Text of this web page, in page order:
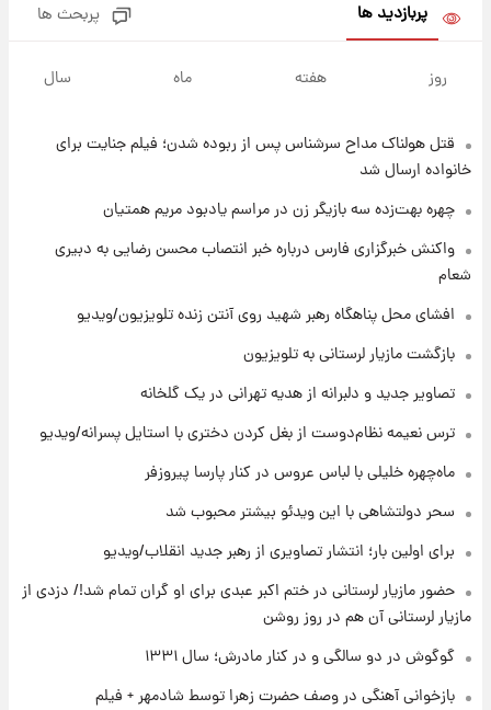
مرداد ۱۴۰۵ +جدول
۸ ساعت پیش
۹ ساعت پیش
۹ ساعت پیش
قیمت محصولات ایران‌خودرو و سایپا امروز شنبه
۱۷ مرداد ۱۴۰۵
یک پیش ‌بینی مهم برای قیمت دلار، طلا و سکه
۲۳ ساعت پیش
تیم را ترک کرد!
پربازدید ها پربحث ها
روز هفته ماه سال
قتل هولناک مداح سرشناس پس از ربوده شدن؛ فیلم جنایت برای
خانواده ارسال شد
چهره بهت‌زده سه بازیگر زن در مراسم یادبود مریم همتیان
واکنش خبرگزاری فارس درباره خبر انتصاب محسن رضایی به دبیری
شعام
افشای محل پناهگاه‌ رهبر شهید روی آنتن زنده تلویزیون/ویدیو
بازگشت مازیار لرستانی به تلویزیون
تصاویر جدید و دلبرانه از هدیه تهرانی در یک گلخانه
ترس نعیمه نظام‌دوست از بغل کردن دختری با استایل پسرانه/ویدیو
ماه‌چهره خلیلی با لباس عروس در کنار پارسا پیروزفر
سحر دولتشاهی با این ویدئو بیشتر محبوب شد
برای اولین بار؛ انتشار تصاویری از رهبر جدید انقلاب/ویدیو
حضور مازیار لرستانی در ختم اکبر عبدی برای او گران تمام شد!/ دزدی از
مازیار لرستانی آن هم در روز روشن
گوگوش در دو سالگی و در کنار مادرش؛ سال ۱۳۳۱
بازخوانی آهنگی در وصف حضرت زهرا توسط شادمهر + فیلم